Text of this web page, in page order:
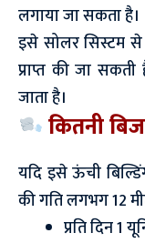
लगाया जा सकता है।
इसे सोलर सिस्टम
प्राप्त की जा
जाता है।
कितनी
यदि इसे ऊंची
की गति लगभग 12
प्रति दिन 1